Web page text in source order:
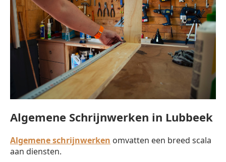
Algemene Schrijnwerken in Lubbeek
Algemene schrijnwerken omvatten een breed scala
aan diensten.